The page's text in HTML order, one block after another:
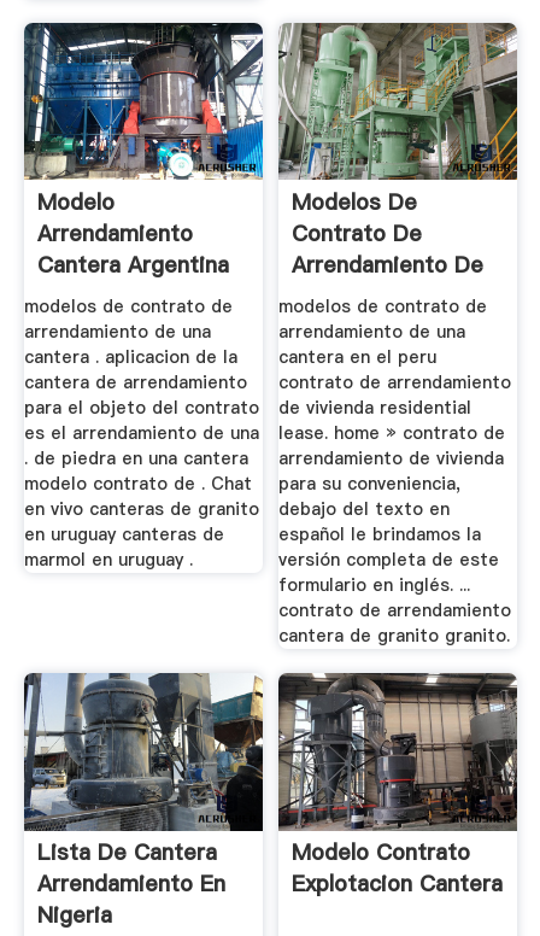
Modelo
Arrendamiento
Cantera Argentina
modelos de contrato de
arrendamiento de una
cantera . aplicacion de la
cantera de arrendamiento
para el objeto del contrato
es el arrendamiento de una
. de piedra en una cantera
modelo contrato de . Chat
en vivo canteras de granito
en uruguay canteras de
marmol en uruguay .
Modelos De
Contrato De
Arrendamiento De
Una Cantera En El
...
modelos de contrato de
arrendamiento de una
cantera en el peru
contrato de arrendamiento
de vivienda residential
lease. home » contrato de
arrendamiento de vivienda
para su conveniencia,
debajo del texto en
español le brindamos la
versión completa de este
formulario en inglés. ...
contrato de arrendamiento
cantera de granito granito.
Lista De Cantera
Arrendamiento En
Nigeria
Modelo Contrato
Explotacion Cantera